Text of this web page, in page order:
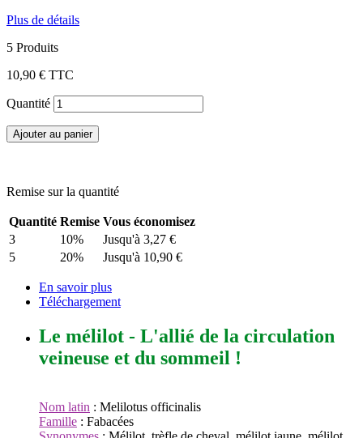
Plus de détails
5 Produits
10,90 € TTC
Quantité
Ajouter au panier
Remise sur la quantité
Quantité Remise Vous économisez
3
10% Jusqu'à 3,27 €
5
20% Jusqu'à 10,90 €
En savoir plus
Téléchargement
Le mélilot - L'allié de la circulation
veineuse et du sommeil !
Nom latin : Melilotus officinalis
Famille : Fabacées